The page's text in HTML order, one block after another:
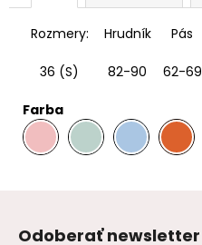
Rozmery: Hrudník Pás
36 (S) 82-90 62-69
Farba
.
. .
Odoberať newsletter